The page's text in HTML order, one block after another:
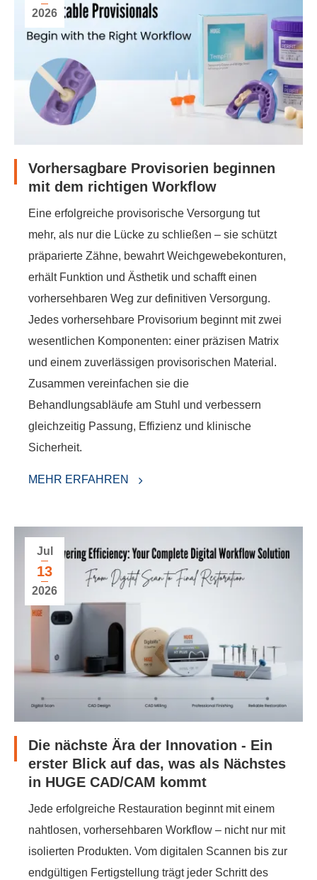
2026
Vorhersagbare Provisorien beginnen
mit dem richtigen Workflow
Eine erfolgreiche provisorische Versorgung tut
mehr, als nur die Lücke zu schließen – sie schützt
präparierte Zähne, bewahrt Weichgewebekonturen,
erhält Funktion und Ästhetik und schafft einen
vorhersehbaren Weg zur definitiven Versorgung.
Jedes vorhersehbare Provisorium beginnt mit zwei
wesentlichen Komponenten: einer präzisen Matrix
und einem zuverlässigen provisorischen Material.
Zusammen vereinfachen sie die
Behandlungsabläufe am Stuhl und verbessern
gleichzeitig Passung, Effizienz und klinische
Sicherheit.
MEHR ERFAHREN
Jul
13
2026
Die nächste Ära der Innovation - Ein
erster Blick auf das, was als Nächstes
in HUGE CAD/CAM kommt
Jede erfolgreiche Restauration beginnt mit einem
nahtlosen, vorhersehbaren Workflow – nicht nur mit
isolierten Produkten. Vom digitalen Scannen bis zur
endgültigen Fertigstellung trägt jeder Schritt des